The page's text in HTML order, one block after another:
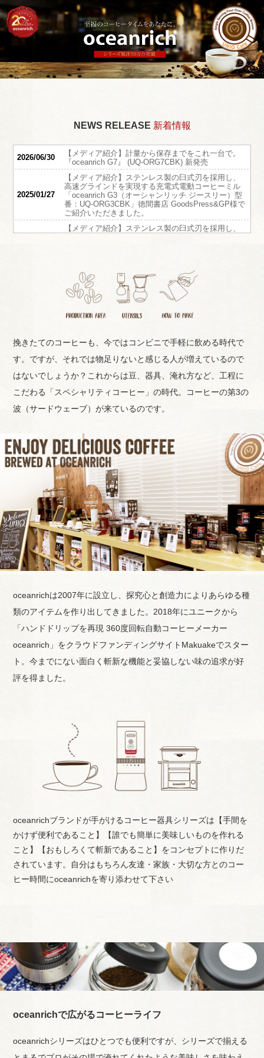
NEWS RELEASE 新着情報
挽きたてのコーヒーも、今ではコンビニで手軽に飲める時代で
す。 ですが、それでは物足りないと感じる人が増えているので
はないでしょうか？ これからは豆、器具、淹れ方など、工程に
こだわる「スペシャリティコーヒー」の時代。 コーヒーの第3の
波（サードウェーブ）が来ているのです。
oceanrichは2007年に設立し、探究心と創造力によりあらゆる種
類のアイテムを作り出してきました。2018年にユニークから
「ハンドドリップを再現 360度回転自動コーヒーメーカー
oceanrich」をクラウドファンディングサイトMakuakeでスター
ト。今までにない面白く斬新な機能と妥協しない味の追求が好
評を得ました。
oceanrichブランドが手がけるコーヒー器具シリーズは 【手間を
かけず便利であること】【誰でも簡単に美味しいものを作れる
こと】
【おもしろくて斬新であること】をコンセプトに作りだ
されています。 自分はもちろん友達・家族・大切な方とのコー
ヒー時間にoceanrichを寄り添わせて下さい
oceanrichで広がるコーヒーライフ
oceanrichシリーズはひとつでも便利ですが、シリーズで揃える